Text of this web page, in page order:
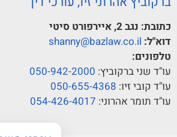
כתובת: נגב 2, איירפורט סיטי
דוא"ל: shanny@bazlaw.co.il
טלפונים:
עו"ד שני ברקוביץ: 050-942-2000
עו"ד קובי זיו: 050-655-4368
עו"ד תומר אהרוני: 054-426-4017